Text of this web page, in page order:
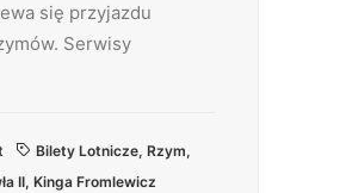
się przyjazdu
Serwisy
Bilety Lotnicze, Rzym,
II, Kinga Fromlewicz